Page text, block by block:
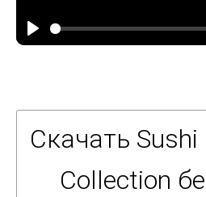
Скачать
Collection